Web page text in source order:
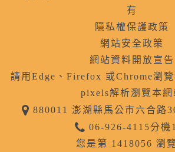
有
隱私權保護政策
網站安全政策
網站資料開放宣告
請用Edge、Firefox 或Chrome瀏
pixels解析瀏覽本網
880011 澎湖縣馬公市六合路
06-926-4115分機
您是第 1418056 瀏